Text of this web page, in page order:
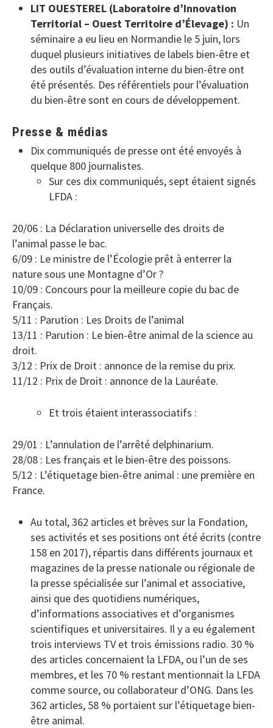
LIT OUESTEREL (Laboratoire d’Innovation
Territorial – Ouest Territoire d’Élevage) : Un
séminaire a eu lieu en Normandie le 5 juin, lors
duquel plusieurs initiatives de labels bien-être et
des outils d’évaluation interne du bien-être ont
été présentés. Des référentiels pour l’évaluation
du bien-être sont en cours de développement.
Presse & médias
Dix communiqués de presse ont été envoyés à
quelque 800 journalistes.
Sur ces dix communiqués, sept étaient signés
LFDA :
20/06 : La Déclaration universelle des droits de
l’animal passe le bac.
6/09 : Le ministre de l’Écologie prêt à enterrer la
nature sous une Montagne d’Or ?
10/09 : Concours pour la meilleure copie du bac de
Français.
5/11 : Parution : Les Droits de l’animal
13/11 : Parution : Le bien-être animal de la science au
droit.
3/12 : Prix de Droit : annonce de la remise du prix.
11/12 : Prix de Droit : annonce de la Lauréate.
Et trois étaient interassociatifs :
29/01 : L’annulation de l’arrêté delphinarium.
28/08 : Les français et le bien-être des poissons.
5/12 : L’étiquetage bien-être animal : une première en
France.
Au total, 362 articles et brèves sur la Fondation,
ses activités et ses positions ont été écrits (contre
158 en 2017), répartis dans différents journaux et
magazines de la presse nationale ou régionale de
la presse spécialisée sur l’animal et associative,
ainsi que des quotidiens numériques,
d’informations associatives et d’organismes
scientifiques et universitaires. Il y a eu également
trois interviews TV et trois émissions radio. 30 %
des articles concernaient la LFDA, ou l’un de ses
membres, et les 70 % restant mentionnait la LFDA
comme source, ou collaborateur d’ONG. Dans les
362 articles, 58 % portaient sur l’étiquetage bien-
être animal.